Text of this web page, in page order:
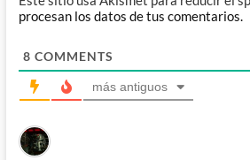
procesan los datos de tus comentarios.
8 COMMENTS
más antiguos